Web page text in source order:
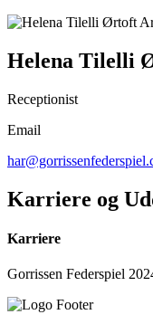
Helena Tilelli
Receptionist
Email
Karriere og
Karriere
Gorrissen Federspiel